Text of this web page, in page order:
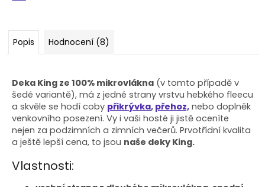
Popis Hodnocení (8)
Deka King ze 100% mikrovlákna (v tomto případě v
šedé variantě), má z jedné strany vrstvu hebkého fleecu
a skvěle se hodí coby přikrývka, přehoz, nebo doplněk
venkovního posezení. Vy i vaši hosté ji jistě oceníte
nejen za podzimních a zimních večerů. Prvotřídní kvalita
a ještě lepší cena, to jsou naše deky King.
Vlastnosti: